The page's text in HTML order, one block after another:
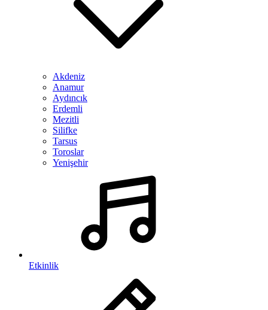
Akdeniz
Anamur
Aydıncık
Erdemli
Mezitli
Silifke
Tarsus
Toroslar
Yenişehir
Etkinlik